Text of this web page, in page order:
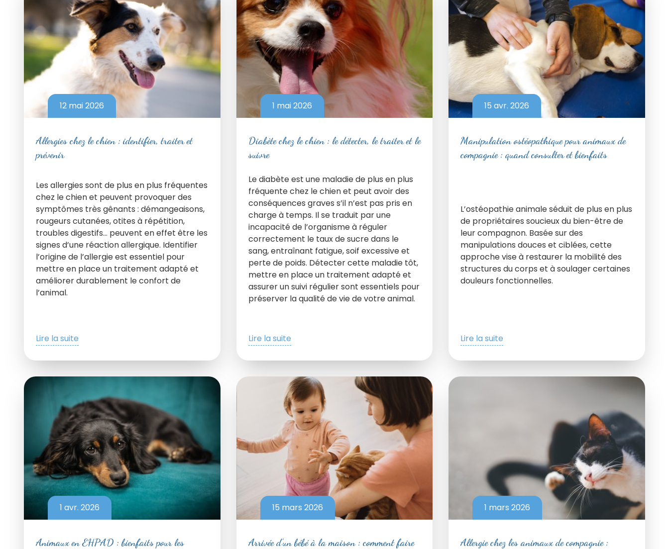
12 mai 2026
Allergies chez le chien : identifier, traiter et
prévenir
Les allergies sont de plus en plus fréquentes
chez le chien et peuvent provoquer des
symptômes très gênants : démangeaisons,
rougeurs cutanées, otites à répétition,
troubles digestifs… peuvent en effet être les
signes d’une réaction allergique. Identifier
l’origine de l’allergie est essentiel pour
mettre en place un traitement adapté et
améliorer durablement le confort de
l’animal.
Lire la suite
1 mai 2026
Diabète chez le chien : le détecter, le traiter et le
suivre
Le diabète est une maladie de plus en plus
fréquente chez le chien et peut avoir des
conséquences graves s’il n’est pas pris en
charge à temps. Il se traduit par une
incapacité de l’organisme à réguler
correctement le taux de sucre dans le
sang, entraînant fatigue, soif excessive et
perte de poids. Détecter cette maladie tôt,
mettre en place un traitement adapté et
assurer un suivi régulier sont essentiels pour
préserver la qualité de vie de votre animal.
Lire la suite
15 avr. 2026
Manipulation ostéopathique pour animaux de
compagnie : quand consulter et bienfaits
L’ostéopathie animale séduit de plus en plus
de propriétaires soucieux du bien-être de
leur compagnon. Basée sur des
manipulations douces et ciblées, cette
approche vise à restaurer la mobilité des
structures du corps et à soulager certaines
douleurs fonctionnelles.
Lire la suite
1 avr. 2026
Animaux en EHPAD : bienfaits pour les
15 mars 2026
Arrivée d'un bébé à la maison : comment faire
1 mars 2026
Allergie chez les animaux de compagnie :